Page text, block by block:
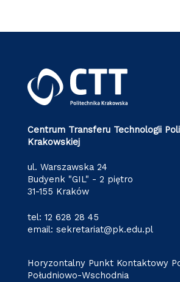
Centrum Transferu Technologii
Krakowskiej
ul. Warszawska 24
Budyenk "GIL" - 2 piętro
31-155 Kraków
tel: 12 628 28 45
email: sekretariat@pk.edu.pl
Horyzontalny Punkt Kontaktowy
Południowo-Wschodnia